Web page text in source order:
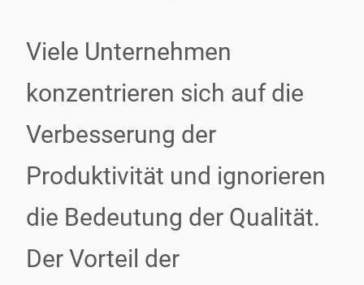
Viele Unternehmen
konzentrieren sich auf die
Verbesserung der
Produktivität und ignorieren
die Bedeutung der Qualität.
Der Vorteil der